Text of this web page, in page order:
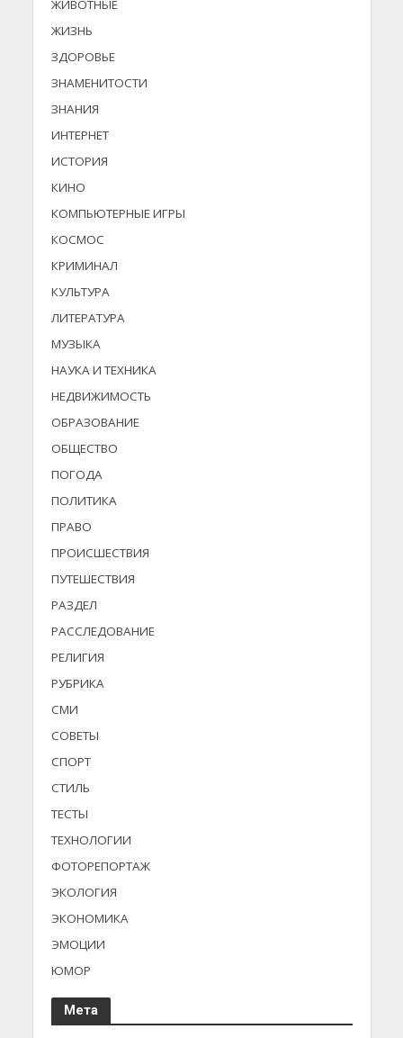
ЖИВОТНЫЕ
ЖИЗНЬ
ЗДОРОВЬЕ
ЗНАМЕНИТОСТИ
ЗНАНИЯ
ИНТЕРНЕТ
ИСТОРИЯ
КИНО
КОМПЬЮТЕРНЫЕ ИГРЫ
КОСМОС
КРИМИНАЛ
КУЛЬТУРА
ЛИТЕРАТУРА
МУЗЫКА
НАУКА И ТЕХНИКА
НЕДВИЖИМОСТЬ
ОБРАЗОВАНИЕ
ОБЩЕСТВО
ПОГОДА
ПОЛИТИКА
ПРАВО
ПРОИСШЕСТВИЯ
ПУТЕШЕСТВИЯ
РАЗДЕЛ
РАССЛЕДОВАНИЕ
РЕЛИГИЯ
РУБРИКА
СМИ
СОВЕТЫ
СПОРТ
СТИЛЬ
ТЕСТЫ
ТЕХНОЛОГИИ
ФОТОРЕПОРТАЖ
ЭКОЛОГИЯ
ЭКОНОМИКА
ЭМОЦИИ
ЮМОР
Мета